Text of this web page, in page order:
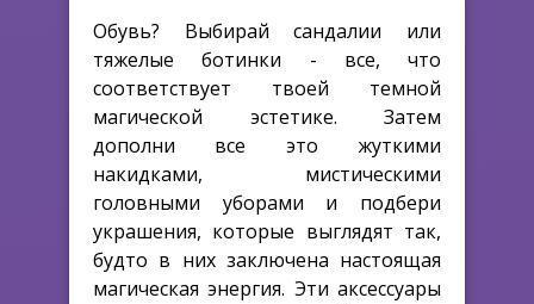
Обувь? Выбирай сандалии или
тяжелые ботинки - все, что
соответствует твоей темной
магической эстетике. Затем
дополни все это жуткими
накидками, мистическими
головными уборами и подбери
украшения, которые выглядят так,
будто в них заключена настоящая
магическая энергия. Эти аксессуары